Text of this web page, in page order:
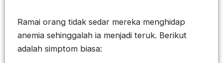
Ramai orang tidak sedar mereka menghidap
anemia sehinggalah ia menjadi teruk. Berikut
adalah simptom biasa: